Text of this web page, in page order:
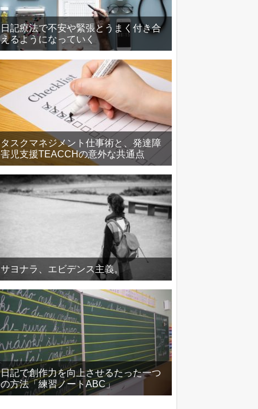
日記療法で不安や緊張とうまく付き合
えるようになっていく
タスクマネジメント仕事術と、発達障
害児支援TEACCHの意外な共通点
サヨナラ、エビデンス主義。
日記で創作力を向上させるたった一つ
の方法「練習ノートABC」